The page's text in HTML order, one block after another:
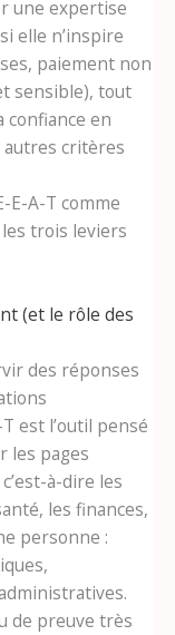
une expertise
elle n’inspire
paiement non
sensible), tout
confiance en
critères
E-A-T comme
trois leviers
(et le rôle des
des réponses
est l’outil pensé
les pages
c’est-à-dire les
les finances,
personne :
de preuve très